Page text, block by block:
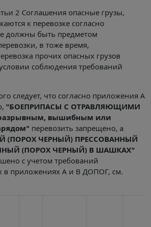
2 Соглашения опасные грузы,
к перевозке согласно
должны быть предметом
в тоже время,
прочих опасных грузов
соблюдения требований
следует, что согласно приложения А
"БОЕПРИПАСЫ С ОТРАВЛЯЮЩИМИ
вышибным или
перевозить запрещено, а
(ПОРОХ ЧЕРНЫЙ) ПРЕССОВАННЫЙ
(ПОРОХ ЧЕРНЫЙ) В ШАШКАХ"
с учетом требований
в приложениях А и В ДОПОГ, см.